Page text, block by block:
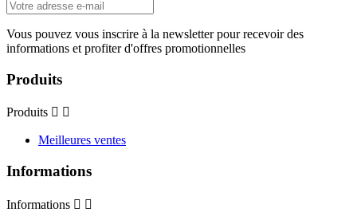
Vous pouvez vous inscrire à la newsletter pour recevoir des
informations et profiter d'offres promotionnelles
Produits
Produits  
Meilleures ventes
Informations
Informations  